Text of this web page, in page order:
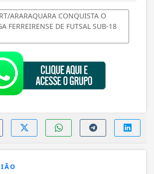
ARARAQUARA CONQUISTA O
FERREIRENSE DE FUTSAL SUB-18